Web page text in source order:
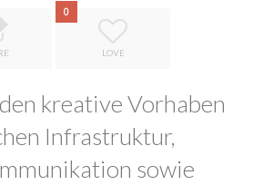
0
LOVE
kreative Vorhaben
Infrastruktur,
sowie